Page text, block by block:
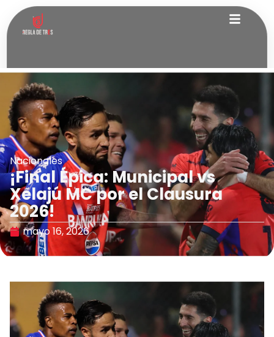
Nacionales
¡Final Épica: Municipal vs
Xelajú MC por el Clausura
2026!
mayo 16, 2026